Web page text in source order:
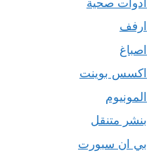
ارفف
اصباغ
اكسس بوينت
المونيوم
بنشر متنقل
بي ان سبورت